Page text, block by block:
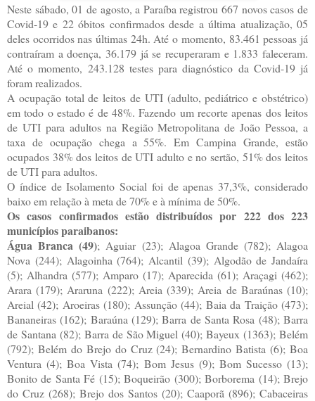
Neste sábado, 01 de agosto, a Paraíba registrou 667 novos casos de
Covid-19 e 22 óbitos confirmados desde a última atualização, 05
deles ocorridos nas últimas 24h. Até o momento, 83.461 pessoas já
contraíram a doença, 36.179 já se recuperaram e 1.833 faleceram.
Até o momento, 243.128 testes para diagnóstico da Covid-19 já
foram realizados.
A ocupação total de leitos de UTI (adulto, pediátrico e obstétrico)
em todo o estado é de 48%. Fazendo um recorte apenas dos leitos
de UTI para adultos na Região Metropolitana de João Pessoa, a
taxa de ocupação chega a 55%. Em Campina Grande, estão
ocupados 38% dos leitos de UTI adulto e no sertão, 51% dos leitos
de UTI para adultos.
O índice de Isolamento Social foi de apenas 37,3%, considerado
baixo em relação à meta de 70% e à mínima de 50%.
Os casos confirmados estão distribuídos por 222 dos 223
municípios paraibanos:
Água Branca (49); Aguiar (23); Alagoa Grande (782); Alagoa
Nova (244); Alagoinha (764); Alcantil (39); Algodão de Jandaíra
(5); Alhandra (577); Amparo (17); Aparecida (61); Araçagi (462);
Arara (179); Araruna (222); Areia (339); Areia de Baraúnas (10);
Areial (42); Aroeiras (180); Assunção (44); Baia da Traição (473);
Bananeiras (162); Baraúna (129); Barra de Santa Rosa (48); Barra
de Santana (82); Barra de São Miguel (40); Bayeux (1363); Belém
(792); Belém do Brejo do Cruz (24); Bernardino Batista (6); Boa
Ventura (4); Boa Vista (74); Bom Jesus (9); Bom Sucesso (13);
Bonito de Santa Fé (15); Boqueirão (300); Borborema (14); Brejo
do Cruz (268); Brejo dos Santos (20); Caaporã (896); Cabaceiras